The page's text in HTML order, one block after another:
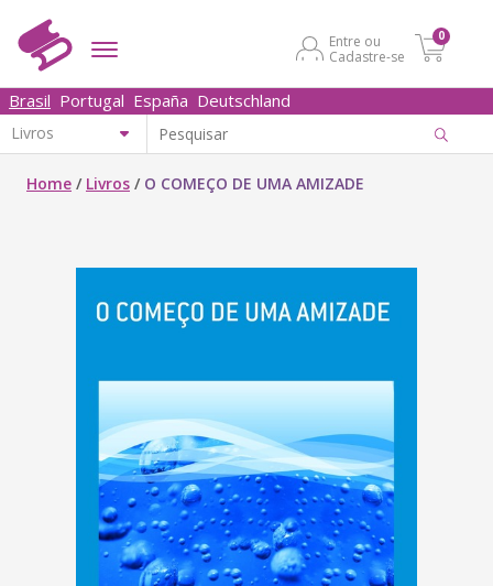
Entre ou
Cadastre-se
0
Brasil Portugal España Deutschland
Home / Livros / O COMEÇO DE UMA AMIZADE